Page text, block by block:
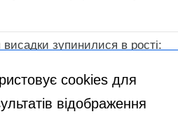
висадки зупинилися в рості:
cookies для
відображення